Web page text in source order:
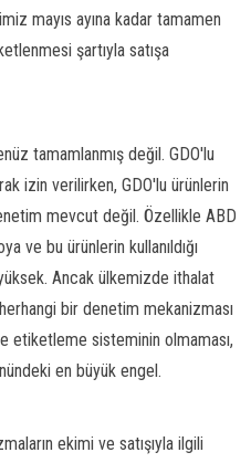
mayıs ayına kadar tamamen
şartıyla satışa
tamamlanmış değil. GDO'lu
izin verilirken, GDO'lu ürünlerin
mevcut değil. Özellikle ABD
ve bu ürünlerin kullanıldığı
Ancak ülkemizde ithalat
bir denetim mekanizması
etiketleme sisteminin olmaması,
en büyük engel.
ekimi ve satışıyla ilgili